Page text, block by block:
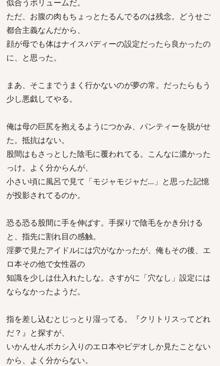
似合うボリュームだ。
ただ、お腹の肉もちょっとたるんでるのは残念。どうせご
都合主義なんだから、
顔が母でも体はナイスバディーの設定だったら良かったの
に、と思った。
まあ、そこまでうまく行かないのが夢の常。だったらもう
少し悪戯してやる。
俺は母の巨尻を抱えるようにつかみ、パンティーを脱がせ
た。抵抗はない。
股間はもさっとした陰毛に覆われてる。こんなに濃かった
っけ。よく分からんが、
小さい頃に風呂で見て「モジャモジャだ…」と思った記憶
が投影されてるのか。
恐る恐る股間に手を伸ばす。手探りで陰毛をかき分ける
と、指先に割れ目の感触。
淫夢で見たアイドルには穴がなかったが、俺もその後、エ
ロ本その他で女性器の
知識を少しは仕入れたしな。さすがに「穴なし」設定には
ならなかったようだ。
指を差し込むとじっとり湿ってる。『クリトリスってどれ
だ？』と探すが、
いかんせんボカシ入りのエロ本やビデオしか見たことない
から、よく分からない。